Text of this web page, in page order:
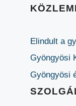
Elindult a
Gyöngyösi
Gyöngyösi